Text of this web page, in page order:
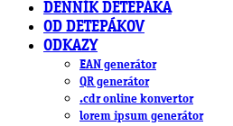
DENNÍK DETEPÁKA
OD DETEPÁKOV
ODKAZY
EAN generátor
QR generátor
.cdr online konvertor
lorem ipsum generátor